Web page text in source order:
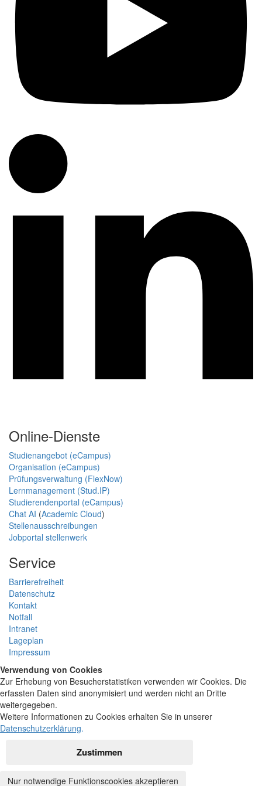
Online-Dienste
Studienangebot (eCampus)
Organisation (eCampus)
Prüfungsverwaltung (FlexNow)
Lernmanagement (Stud.IP)
Studierendenportal (eCampus)
Chat AI (Academic Cloud)
Stellenausschreibungen
Jobportal stellenwerk
Service
Barrierefreiheit
Datenschutz
Kontakt
Notfall
Intranet
Lageplan
Impressum
Verwendung von Cookies
Zur Erhebung von Besucherstatistiken verwenden wir Cookies. Die
erfassten Daten sind anonymisiert und werden nicht an Dritte
weitergegeben.
Weitere Informationen zu Cookies erhalten Sie in unserer
Datenschutzerklärung.
Zustimmen
Nur notwendige Funktionscookies akzeptieren